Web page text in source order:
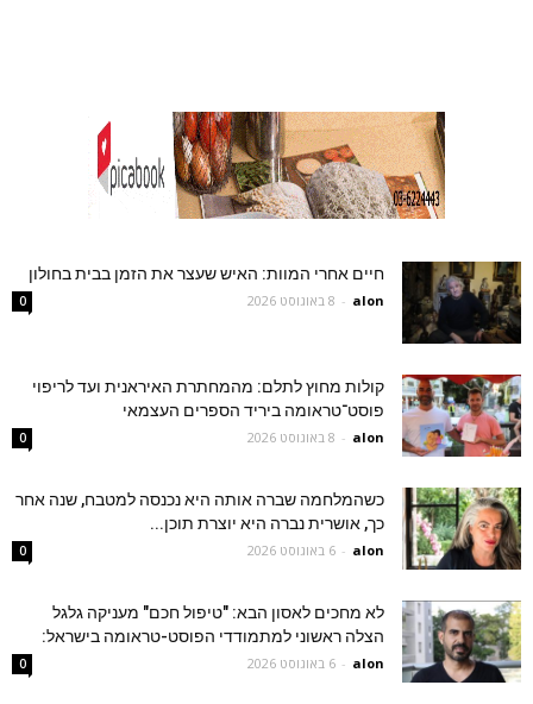
חיים אחרי המוות: האיש שעצר את הזמן בבית בחולון
alon
- 8 באוגוסט 2026 0
קולות מחוץ לתלם: מהמחתרת האיראנית ועד לריפוי
פוסט־טראומה ביריד הספרים העצמאי
alon
- 8 באוגוסט 2026 0
כשהמלחמה שברה אותה היא נכנסה למטבח, שנה אחר
כך, אושרית נברה היא יוצרת תוכן...
alon
- 6 באוגוסט 2026 0
לא מחכים לאסון הבא: "טיפול חכם" מעניקה גלגל
הצלה ראשוני למתמודדי הפוסט-טראומה בישראל:
alon
- 6 באוגוסט 2026 0